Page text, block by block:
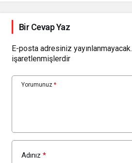
Bir Cevap Yaz
E-posta adresiniz yayınlanmayacak.
işaretlenmişlerdir
Yorumunuz *
Adınız *